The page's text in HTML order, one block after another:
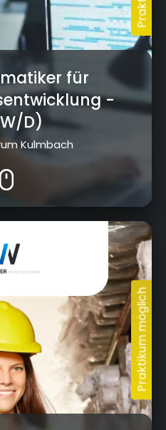
für
-
D)
Kulmbach
Kronach